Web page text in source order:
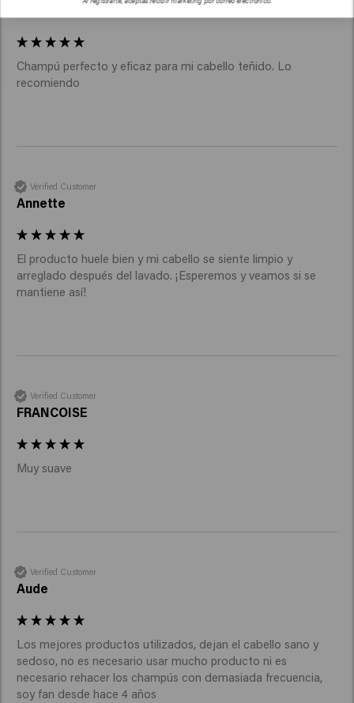
Champú perfecto y eficaz para mi cabello teñido. Lo
recomiendo
Verified Customer
Annette
El producto huele bien y mi cabello se siente limpio y
arreglado después del lavado. ¡Esperemos y veamos si se
mantiene así!
Verified Customer
FRANCOISE
Muy suave
Verified Customer
Aude
Los mejores productos utilizados, dejan el cabello sano y
sedoso, no es necesario usar mucho producto ni es
necesario rehacer los champús con demasiada frecuencia,
soy fan desde hace 4 años